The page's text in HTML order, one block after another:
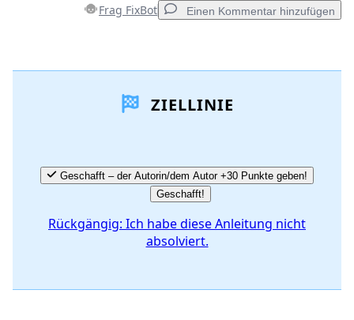
Frag FixBot Einen Kommentar hinzufügen
Kommentar hinzufügen
Abbrechen Kommentieren
ZIELLINIE
Geschafft – der Autorin/dem Autor +30 Punkte geben!
Geschafft!
Rückgängig: Ich habe diese Anleitung nicht
absolviert.